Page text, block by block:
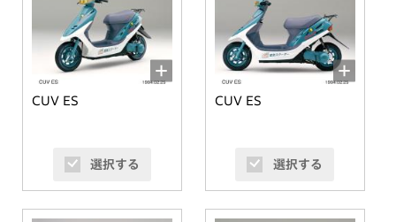
CUV ES
選択する
CUV ES
選択する